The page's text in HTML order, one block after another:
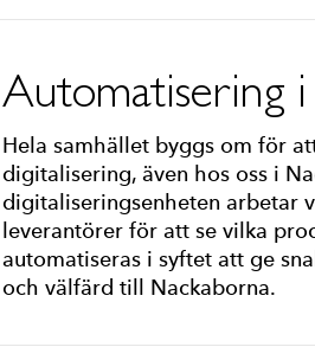
Automatisering
Hela samhället byggs om för
digitalisering, även hos oss i
digitaliseringsenheten arbetar
leverantörer för att se vilka
automatiseras i syftet att ge
och välfärd till Nackaborna.